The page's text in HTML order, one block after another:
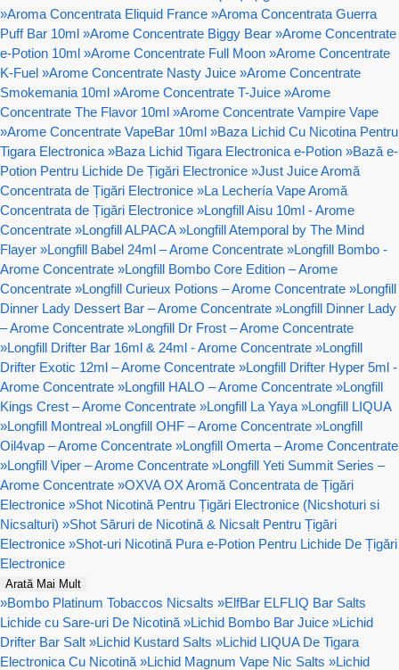
»Aroma Concentrata Eliquid France »Aroma Concentrata Guerra
Puff Bar 10ml »Arome Concentrate Biggy Bear »Arome Concentrate
e-Potion 10ml »Arome Concentrate Full Moon »Arome Concentrate
K-Fuel »Arome Concentrate Nasty Juice »Arome Concentrate
Smokemania 10ml »Arome Concentrate T-Juice »Arome
Concentrate The Flavor 10ml »Arome Concentrate Vampire Vape
»Arome Concentrate VapeBar 10ml »Baza Lichid Cu Nicotina Pentru
Tigara Electronica »Baza Lichid Tigara Electronica e-Potion »Bază e-
Potion Pentru Lichide De Țigări Electronice »Just Juice Aromă
Concentrata de Țigări Electronice »La Lechería Vape Aromă
Concentrata de Țigări Electronice »Longfill Aisu 10ml - Arome
Concentrate »Longfill ALPACA »Longfill Atemporal by The Mind
Flayer »Longfill Babel 24ml – Arome Concentrate »Longfill Bombo -
Arome Concentrate »Longfill Bombo Core Edition – Arome
Concentrate »Longfill Curieux Potions – Arome Concentrate »Longfill
Dinner Lady Dessert Bar – Arome Concentrate »Longfill Dinner Lady
– Arome Concentrate »Longfill Dr Frost – Arome Concentrate
»Longfill Drifter Bar 16ml & 24ml - Arome Concentrate »Longfill
Drifter Exotic 12ml – Arome Concentrate »Longfill Drifter Hyper 5ml -
Arome Concentrate »Longfill HALO – Arome Concentrate »Longfill
Kings Crest – Arome Concentrate »Longfill La Yaya »Longfill LIQUA
»Longfill Montreal »Longfill OHF – Arome Concentrate »Longfill
Oil4vap – Arome Concentrate »Longfill Omerta – Arome Concentrate
»Longfill Viper – Arome Concentrate »Longfill Yeti Summit Series –
Arome Concentrate »OXVA OX Aromă Concentrata de Țigări
Electronice »Shot Nicotină Pentru Țigări Electronice (Nicshoturi si
Nicsalturi) »Shot Săruri de Nicotină & Nicsalt Pentru Țigări
Electronice »Shot-uri Nicotină Pura e-Potion Pentru Lichide De Țigări
Electronice
Arată Mai Mult
»Bombo Platinum Tobaccos Nicsalts »ElfBar ELFLIQ Bar Salts
Lichide cu Sare-uri De Nicotină »Lichid Bombo Bar Juice »Lichid
Drifter Bar Salt »Lichid Kustard Salts »Lichid LIQUA De Tigara
Electronica Cu Nicotină »Lichid Magnum Vape Nic Salts »Lichid